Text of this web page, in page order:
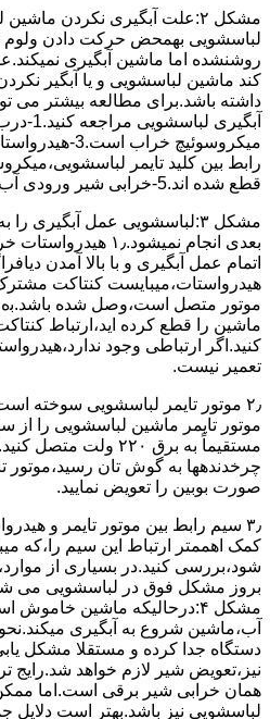
مشکل ۲:علت آبگیری نکردن
لباسشویی بهمحض ﺣﺮﮐﺖ دادن
روشنشده اﻣﺎ ﻣﺎﺷﯿﻦ آﺑﮕﯿﺮی
کند ماشین لباسشویی و یا آبگیر
داشته باشد.برای مطالعه بیشتر می
راﺑﻂ ﺑﯿﻦ ﮐﻠﯿﺪ ﺗﺎﯾﻤﺮ
ﻗﻄﻊ ﺷﺪه اند.5-خرابی شیر ورودی آب
مشکل ۳:لباسشویی ﻋﻤﻞ آﺑﮕﯿﺮی
ﺑﻌﺪی اﻧﺠﺎم
اﺗﻤﺎم عمل آﺑﮕﯿﺮی و ﺑﺎ ﺑﺎﻻ آﻣﺪن
ﻣﻮﺗﻮر ﻣﺘﺼﻞ اﺳﺖ،وﺻﻞ ﺷﺪه ﺑﺎﺷﺪ.ﺑه
ﻣﺎﺷﯿﻦ را ﻗﻄﻊ کرده اید،ارﺗﺒﺎط
کنید.اﮔﺮ ارﺗﺒﺎطی وجود
ﺗﻌﻤﯿﺮ نیست.
۲٫ ﻣﻮﺗﻮر ﺗﺎﯾﻤﺮ لباسشویی ﺳﻮﺧﺘﻪ
ﻣﻮﺗﻮر ﺗﺎﯾﻤﺮ ماشین لباسشویی را از
مستقیماً ﺑﻪ برق ۲۲۰
چرخدندهها به گوش تان رﺳﯿﺪ،ﻣﻮﺗﻮر
ﺻﻮرت ﺑﻮﺑﯿﻦ را ﺗﻌﻮﯾﺾ ﻧﻤﺎﯾﯿﺪ.
۳٫ ﺳﯿﻢ راﺑﻂ ﺑﯿﻦ ﻣﻮﺗﻮر ﺗﺎﯾﻤﺮ و
کمک اهممتر ارﺗﺒﺎط اﯾﻦ ﺳﯿﻢ را،ﮐﻪ
ﺷﻮد،بررسی ﮐﻨﯿﺪ.در ﺑﺴﯿﺎری از
ﺑﺮوز مشکل ﻓﻮق در لباسشویی می
مشکل ۴:درحالیکه ﻣﺎﺷﯿﻦ
آب،ﻣﺎﺷﯿﻦ ﺷﺮوع ﺑﻪ آﺑﮕﯿﺮی
دستگاه جدا کرده و مستقلا مشکل
نیز،تعویض شیر لازم خواهد شد.رایج
همان خرابی شیر برقی است.اما ممکن
لباسشویی نیز باشد.بهتر است دلایل